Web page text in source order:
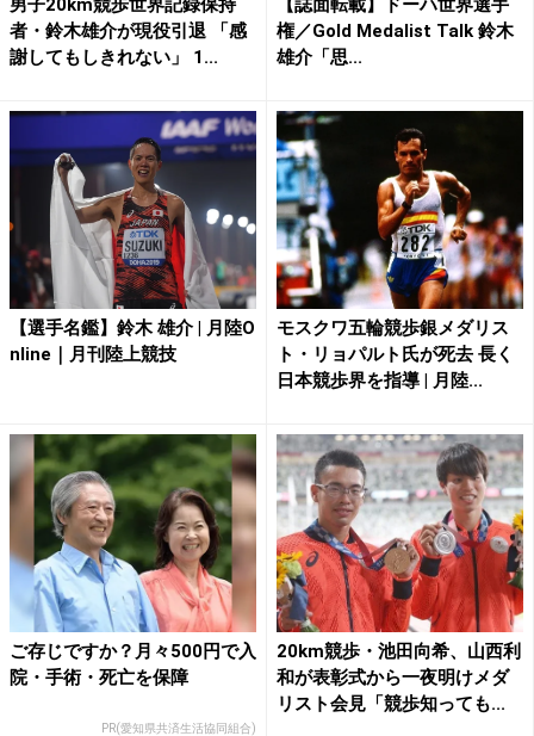
男子20km競歩世界記録保持
者・鈴木雄介が現役引退 「感
謝してもしきれない」 1...
【誌面転載】ドーハ世界選手
権／Gold Medalist Talk 鈴木
雄介「思...
【選手名鑑】鈴木 雄介 | 月陸O
nline｜月刊陸上競技
モスクワ五輪競歩銀メダリス
ト・リョパルト氏が死去 長く
日本競歩界を指導 | 月陸...
ご存じですか？月々500円で入
院・手術・死亡を保障
PR(愛知県共済生活協同組合)
20km競歩・池田向希、山西利
和が表彰式から一夜明けメダ
リスト会見「競歩知っても...